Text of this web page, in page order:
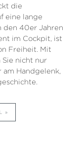
die
eine lange
den 40er Jahren
im Cockpit, ist
Freiheit. Mit
nicht nur
Handgelenk,